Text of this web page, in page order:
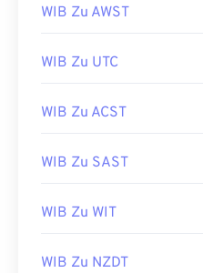
WIB Zu AWST
WIB Zu UTC
WIB Zu ACST
WIB Zu SAST
WIB Zu WIT
WIB Zu NZDT